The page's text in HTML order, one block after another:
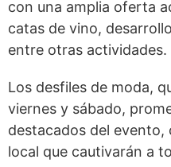
con una amplia oferta
catas de vino,
entre otras actividades.
Los desfiles de moda,
viernes y sábado,
destacados del
local que cautivarán a